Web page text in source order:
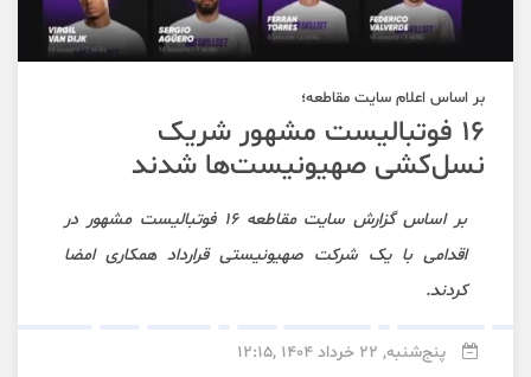
بر اساس اعلام سایت مقاطعه؛
16 فوتبالیست مشهور شریک
نسل‌کشی صهیونیست‌ها شدند
بر اساس گزارش سایت مقاطعه 16 فوتبالیست مشهور در
اقدامی با یک شرکت صهیونیستی قرارداد همکاری امضا
کردند.
پنج‌شنبه, 22 خرداد 1404 ,12:15